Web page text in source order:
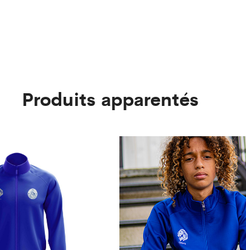
Produits apparentés